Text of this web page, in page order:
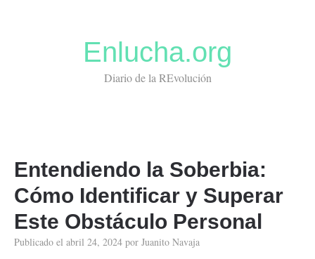
Enlucha.org
Diario de la REvolución
Entendiendo la Soberbia:
Cómo Identificar y Superar
Este Obstáculo Personal
Publicado el abril 24, 2024 por Juanito Navaja